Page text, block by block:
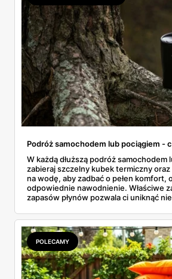
Podróż samochodem lub pociągiem -
W każdą dłuższą podróż samochodem
zabieraj szczelny kubek termiczny
na wodę, aby zadbać o pełen komfort,
odpowiednie nawodnienie. Właściwe
zapasów płynów pozwala ci uniknąć
kupowania przepłaconych napojów w
restauracyjnych. Połączenie funkcji,
izolujący kubek termiczny z gorącą
butelka na wodę, tworzy idealny,
niemu wielogodzinne przemieszczanie
miejsce staje się znacznie
pewność, że nasze ulubione napoje są
POLECAMY